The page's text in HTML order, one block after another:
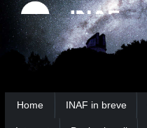
Salta
alla
navigazione
Ricerca
avanzata…
Home INAF in breve